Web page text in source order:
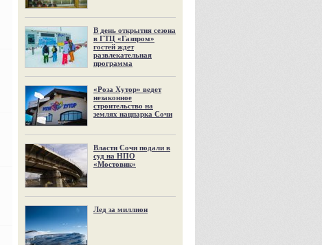
В день открытия сезона
в ГТЦ «Газпром»
гостей ждет
развлекательная
программа
«Роза Хутор» ведет
незаконное
строительство на
землях нацпарка Сочи
Власти Сочи подали в
суд на НПО
«Мостовик»
Лед за миллион